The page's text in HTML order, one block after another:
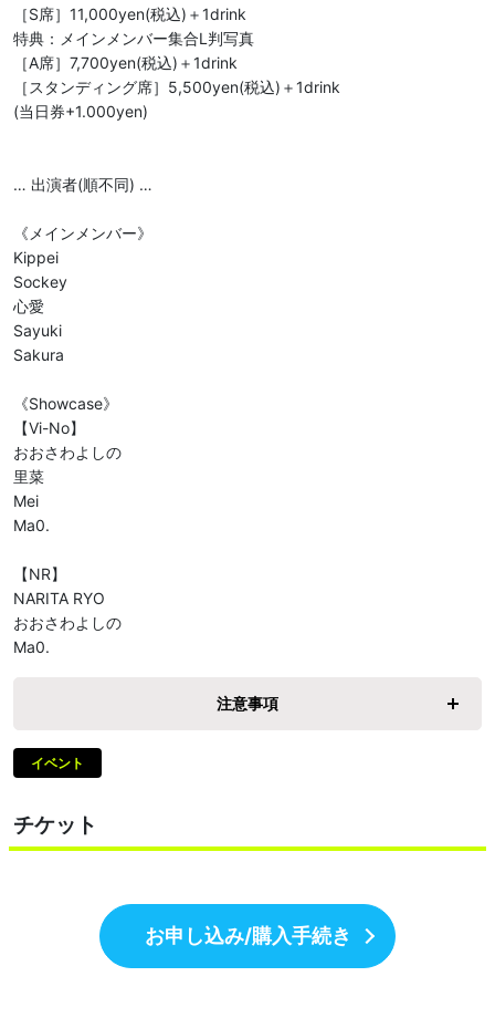
［S席］11,000yen(税込)＋1drink
特典：メインメンバー集合L判写真
［A席］7,700yen(税込)＋1drink
［スタンディング席］5,500yen(税込)＋1drink
(当日券+1.000yen)
… 出演者(順不同) …
《メインメンバー》
Kippei
Sockey
心愛
Sayuki
Sakura
《Showcase》
【Vi-No】
おおさわよしの
里菜
Mei
Ma0.
【NR】
NARITA RYO
おおさわよしの
Ma0.
注意事項
イベント
チケット
お申し込み/購入手続き